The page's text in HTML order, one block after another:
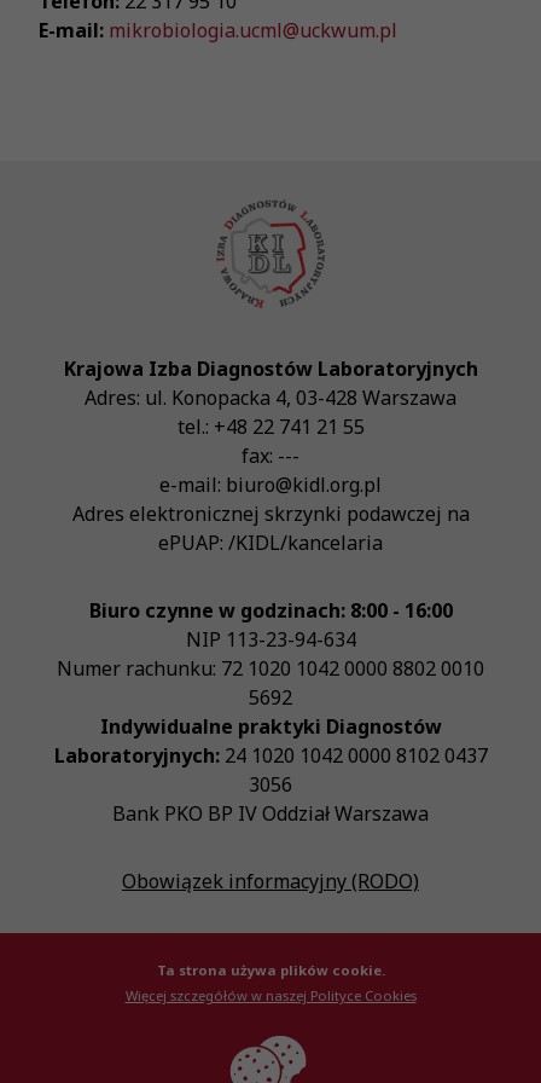
E-mail: mikrobiologia.ucml@uckwum.pl
Krajowa Izba Diagnostów Laboratoryjnych
Adres: ul. Konopacka 4, 03-428 Warszawa
tel.: +48 22 741 21 55
fax: ---
e-mail: biuro@kidl.org.pl
Adres elektronicznej skrzynki podawczej na
ePUAP: /KIDL/kancelaria
Biuro czynne w godzinach: 8:00 - 16:00
NIP 113-23-94-634
Numer rachunku: 72 1020 1042 0000 8802 0010
5692
Indywidualne praktyki Diagnostów
Laboratoryjnych:24 1020 1042 0000 8102 0437
3056
Bank PKO BP IV Oddział Warszawa
Obowiązek informacyjny (RODO)
© Krajowa Izba Diagnostów Laboratoryjnych 2026
Ta strona używa plików cookie.
Więcej szczegółów w naszej Polityce Cookies